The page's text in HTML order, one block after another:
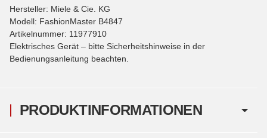
PRODUKTINFORMATIONEN
Hersteller: Miele & Cie. KG
Modell: FashionMaster B4847
Artikelnummer: 11977910
Elektrisches Gerät – bitte Sicherheitshinweise in der
Bedienungsanleitung beachten.